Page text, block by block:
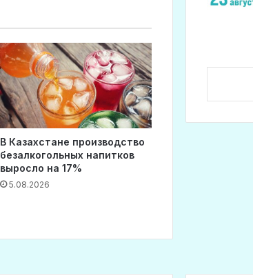
В Казахстане производство
безалкогольных напитков
выросло на 17%
5.08.2026